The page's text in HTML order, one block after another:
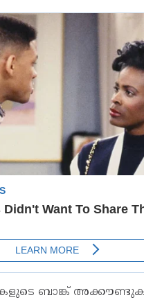
ബാങ്ക്